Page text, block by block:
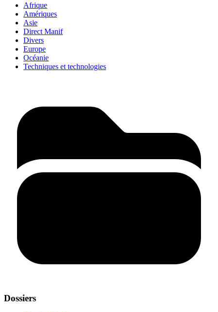
Afrique
Amériques
Asie
Direct Manif
Divers
Europe
Océanie
Techniques et technologies
Dossiers